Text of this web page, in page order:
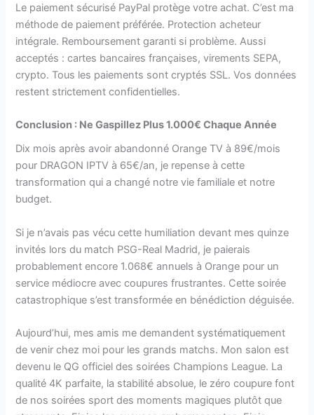
Le paiement sécurisé PayPal protège votre achat. C’est ma
méthode de paiement préférée. Protection acheteur
intégrale. Remboursement garanti si problème. Aussi
acceptés : cartes bancaires françaises, virements SEPA,
crypto. Tous les paiements sont cryptés SSL. Vos données
restent strictement confidentielles.
Conclusion : Ne Gaspillez Plus 1.000€ Chaque Année
Dix mois après avoir abandonné Orange TV à 89€/mois
pour DRAGON IPTV à 65€/an, je repense à cette
transformation qui a changé notre vie familiale et notre
budget.
Si je n’avais pas vécu cette humiliation devant mes quinze
invités lors du match PSG-Real Madrid, je paierais
probablement encore 1.068€ annuels à Orange pour un
service médiocre avec coupures frustrantes. Cette soirée
catastrophique s’est transformée en bénédiction déguisée.
Aujourd’hui, mes amis me demandent systématiquement
de venir chez moi pour les grands matchs. Mon salon est
devenu le QG officiel des soirées Champions League. La
qualité 4K parfaite, la stabilité absolue, le zéro coupure font
de nos soirées sport des moments magiques plutôt que